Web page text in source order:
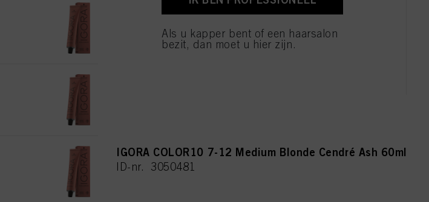
IGORA COLOR10 7-12 Medium Blonde Cendré Ash 60ml
ID-nr. 3050481
Als u kapper bent of een haarsalon
bezit, dan moet u hier zijn.
alleen cookies gebruikt die technisch noodzakelijk zijn om u deze website